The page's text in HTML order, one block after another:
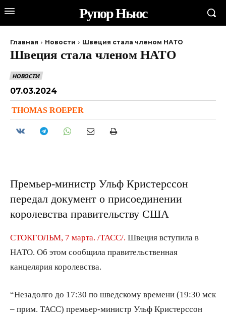
Рупор Ньюс
Главная Новости Швеция стала членом НАТО
Швеция стала членом НАТО
НОВОСТИ
07.03.2024
THOMAS ROEPER
Премьер-министр Ульф Кристерссон
передал документ о присоединении
королевства правительству США
СТОКГОЛЬМ, 7 марта. /ТАСС/. Швеция вступила в
НАТО. Об этом сообщила правительственная
канцелярия королевства.
“Незадолго до 17:30 по шведскому времени (19:30 мск
– прим. ТАСС) премьер-министр Ульф Кристерссон